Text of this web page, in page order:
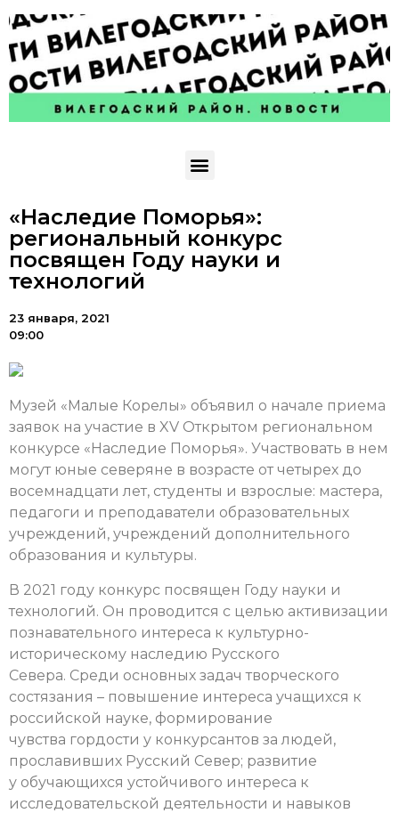
«Наследие Поморья»:
региональный конкурс
посвящен Году науки и
технологий
23 января, 2021
09:00
Музей «Малые Корелы» объявил о начале приема
заявок на участие в XV Открытом региональном
конкурсе «Наследие Поморья». Участвовать в нем
могут юные северяне в возрасте от четырех до
восемнадцати лет, студенты и взрослые: мастера,
педагоги и преподаватели образовательных
учреждений, учреждений дополнительного
образования и культуры.
В 2021 году конкурс посвящен Году науки и
технологий. Он проводится с целью активизации
познавательного интереса к культурно-
историческому наследию Русского
Севера. Среди основных задач творческого
состязания – повышение интереса учащихся к
российской науке, формирование
чувства гордости у конкурсантов за людей,
прославивших Русский Север; развитие
у обучающихся устойчивого интереса к
исследовательской деятельности и навыков